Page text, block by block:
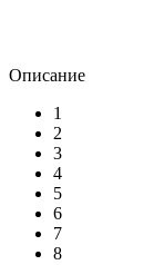
Описание
1
2
3
4
5
6
7
8